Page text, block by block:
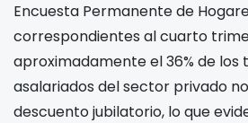
Encuesta Permanente de
correspondientes al cuarto
aproximadamente el 36% de los
asalariados del sector privado
descuento jubilatorio, lo que